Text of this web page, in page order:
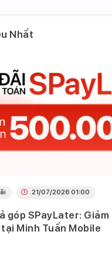
Nhất
21/07/2026 01:00
góp SPayLater:
Minh Tuấn Mobile